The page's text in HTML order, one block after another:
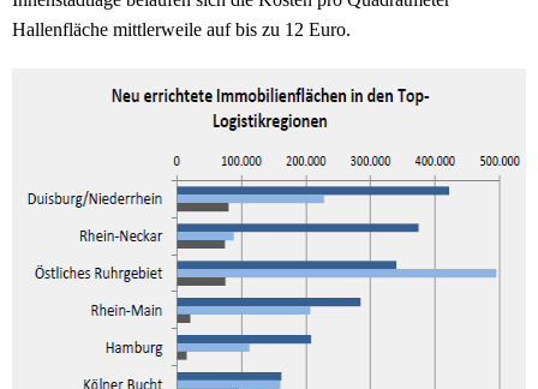
Hallenfläche mittlerweile auf bis zu 12 Euro.